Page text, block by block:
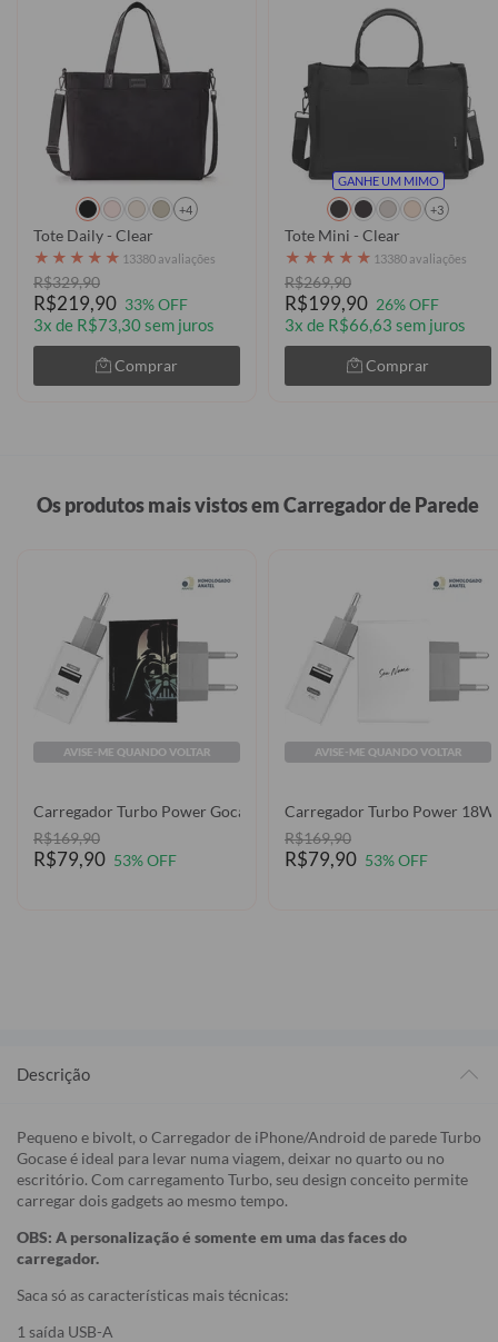
+4
Tote Daily - Clear
★ ★ ★ ★ ★ 13380 avaliações
R$329,90
R$219,90 33% OFF
3x de R$73,30 sem juros
Comprar
GANHE UM MIMO
+3
Tote Mini - Clear
★ ★ ★ ★ ★ 13380 avaliações
R$269,90
R$199,90 26% OFF
3x de R$66,63 sem juros
Comprar
Os produtos mais vistos em Carregador de Parede
AVISE-ME QUANDO VOLTAR
Carregador Turbo Power Gocase -
R$169,90
R$79,90 53% OFF
AVISE-ME QUANDO VOLTAR
Carregador Turbo Power
R$169,90
R$79,90 53% OFF
Descrição
Pequeno e bivolt, o Carregador de iPhone/Android de parede Turbo
Gocase é ideal para levar numa viagem, deixar no quarto ou no
escritório. Com carregamento Turbo, seu design conceito permite
carregar dois gadgets ao mesmo tempo.
OBS: A personalização é somente em uma das faces do
carregador.
Saca só as características mais técnicas:
1 saída USB-A